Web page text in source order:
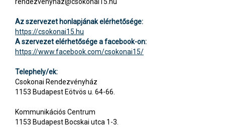
rendezvenyhaz@csokonai15.hu
Az szervezet honlapjának elérhetősége:
https://csokonai15.hu
A szervezet elérhetősége a facebook-on:
https://www.facebook.com/csokonai15/
Telephely/ek:
Csokonai Rendezvényház
1153 Budapest Eötvös u. 64-66.
Kommunikációs Centrum
1153 Budapest Bocskai utca 1-3.